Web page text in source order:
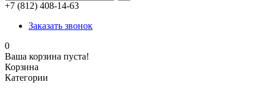
+7 (812) 408-14-63
Заказать звонок
0
Ваша корзина пуста!
Корзина
Категории